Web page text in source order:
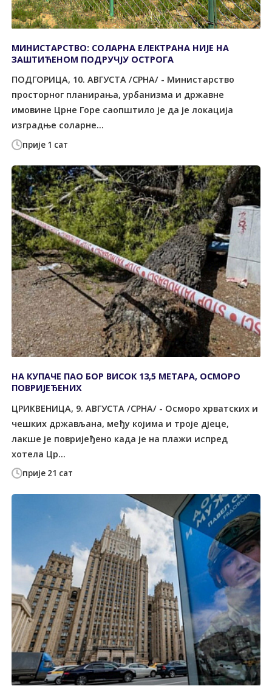
прије 1 сат
МИНИСТАРСТВО: СОЛАРНА ЕЛЕКТРАНА НИЈЕ НА
ЗАШТИЋЕНОМ ПОДРУЧЈУ ОСТРОГА
ПОДГОРИЦА, 10. АВГУСТА /СРНА/ - Министарство
просторног планирања, урбанизма и државне
имовине Црне Горе саопштило је да је локација
изградње соларне...
прије 21 сат
НА КУПАЧЕ ПАО БОР ВИСОК 13,5 МЕТАРА, ОСМОРО
ПОВРИЈЕЂЕНИХ
ЦРИКВЕНИЦА, 9. АВГУСТА /СРНА/ - Осморо хрватских и
чешких држављана, међу којима и троје дјеце,
лакше је повријеђено када је на плажи испред
хотела Цр...